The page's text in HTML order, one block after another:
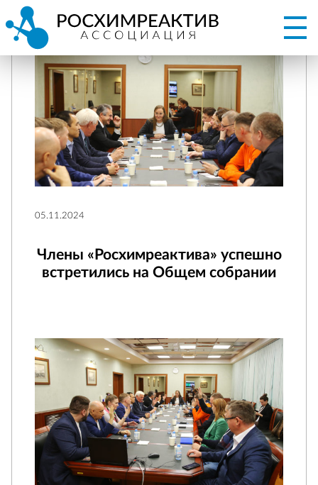
05.11.2024
Члены «Росхимреактива» успешно
встретились на Общем собрании